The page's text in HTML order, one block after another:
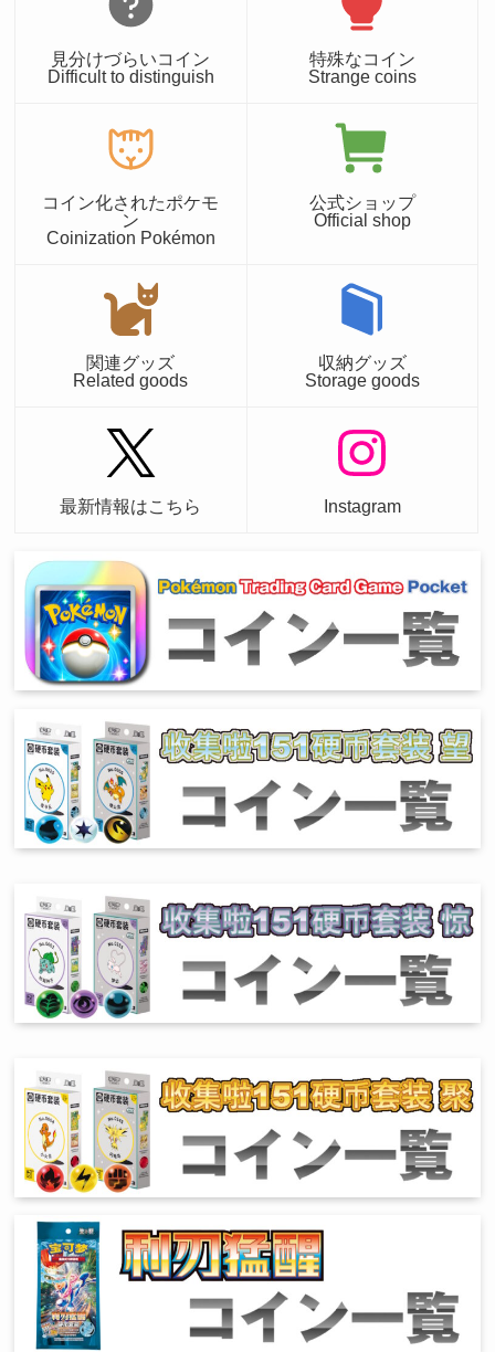
見分けづらいコイン
Difficult to distinguish
特殊なコイン
Strange coins
コイン化されたポケモ
ン
Coinization Pokémon
公式ショップ
Official shop
関連グッズ
Related goods
収納グッズ
Storage goods
最新情報はこちら Instagram